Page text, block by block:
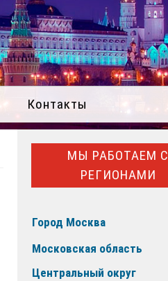
Контакты
МЫ РАБОТАЕМ С
РЕГИОНАМИ
Город Москва
Московская область
Центральный округ